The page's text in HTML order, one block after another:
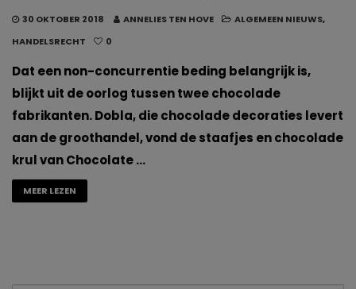
30 OKTOBER 2018 ANNELIES TEN HOVE ALGEMEEN NIEUWS,
HANDELSRECHT
0
Dat een non-concurrentie beding belangrijk is,
blijkt uit de oorlog tussen twee chocolade
fabrikanten. Dobla, die chocolade decoraties levert
aan de groothandel, vond de staafjes en chocolade
krul van Chocolate …
MEER LEZEN